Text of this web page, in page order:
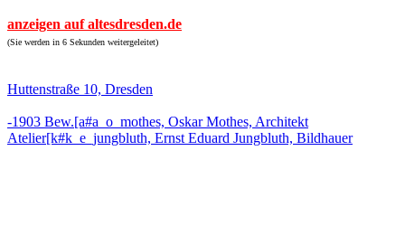
anzeigen auf altesdresden.de
(Sie werden in 6 Sekunden weitergeleitet)
Huttenstraße 10, Dresden
-1903 Bew.[a#a_o_mothes, Oskar Mothes, Architekt
Atelier[k#k_e_jungbluth, Ernst Eduard Jungbluth, Bildhauer